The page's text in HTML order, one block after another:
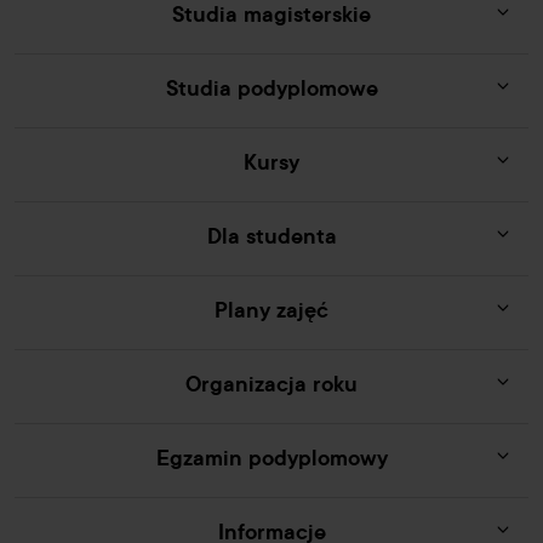
Studia magisterskie
Studia podyplomowe
Kursy
Dla studenta
Plany zajęć
Organizacja roku
Egzamin podyplomowy
Informacje